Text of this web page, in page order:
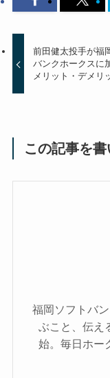
前田健太投手が福
バンクホークスに
メリット・デメリ
この記事を書
福岡ソフトバ
ぶこと、伝え
始。毎日ホー